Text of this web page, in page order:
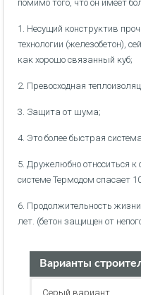
помимо того, что он имеет
1. Несущий конструктив
технологии (железобетон),
как хорошо связанный куб;
2. Превосходная
3. Защита от шума;
4. Это более быстрая
5. Дружелюбно относиться
системе Термодом спасает
6. Продолжительность
лет. (бетон защищен от
Варианты
Серый вариант